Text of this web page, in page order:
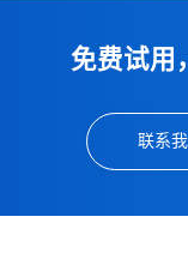
免费试用
联系